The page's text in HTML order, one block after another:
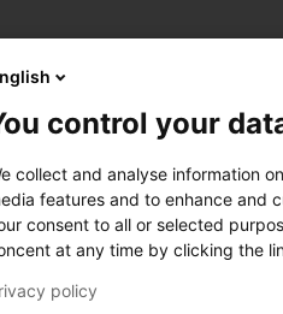
control your
collect and analyse information
features and to enhance and
consent to all or selected
at any time by clicking the
policy